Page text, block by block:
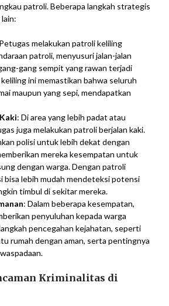
patroli. Beberapa langkah strategis
melakukan patroli keliling
patroli, menyusuri jalan-jalan
gang sempit yang rawan terjadi
ini memastikan bahwa seluruh
maupun yang sepi, mendapatkan
: Di area yang lebih padat atau
juga melakukan patroli berjalan kaki.
polisi untuk lebih dekat dengan
mereka kesempatan untuk
dengan warga. Dengan patroli
bisa lebih mudah mendeteksi potensi
timbul di sekitar mereka.
: Dalam beberapa kesempatan,
penyuluhan kepada warga
pencegahan kejahatan, seperti
rumah dengan aman, serta pentingnya
Kriminalitas di